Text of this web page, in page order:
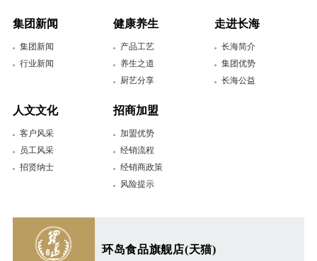
集团新闻
集团新闻
行业新闻
健康养生
产品工艺
养生之道
厨艺分享
走进长海
长海简介
集团优势
长海公益
人文文化
客户风采
员工风采
招贤纳士
招商加盟
加盟优势
经销流程
经销商政策
风险提示
环岛食品旗舰店(天猫)